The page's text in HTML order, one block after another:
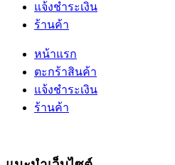
แจ้งชำระเงิน
ร้านค้า
หน้าแรก
ตะกร้าสินค้า
แจ้งชำระเงิน
ร้านค้า